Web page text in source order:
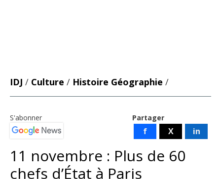
IDJ / Culture / Histoire Géographie /
Partager
f X in
S'abonner
11 novembre : Plus de 60
chefs d’État à Paris